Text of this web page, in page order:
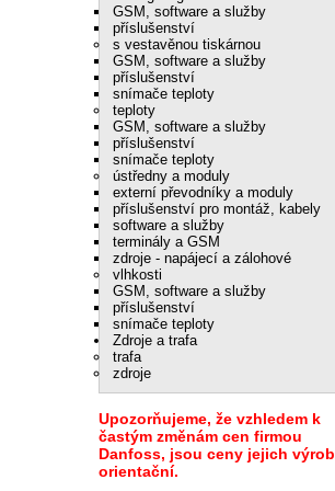
GSM, software a služby
příslušenství
s vestavěnou tiskárnou
GSM, software a služby
příslušenství
snímače teploty
teploty
GSM, software a služby
příslušenství
snímače teploty
ústředny a moduly
externí převodníky a moduly
příslušenství pro montáž, kabely
software a služby
terminály a GSM
zdroje - napájecí a zálohové
vlhkosti
GSM, software a služby
příslušenství
snímače teploty
Zdroje a trafa
trafa
zdroje
Upozorňujeme, že vzhledem k
častým změnám cen firmou
Danfoss, jsou ceny jejich
orientační.